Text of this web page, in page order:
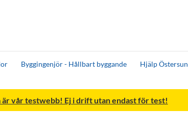
Byggingenjör - Hållbart byggande
Hjälp
är vår testwebb! Ej i drift utan endast för test!